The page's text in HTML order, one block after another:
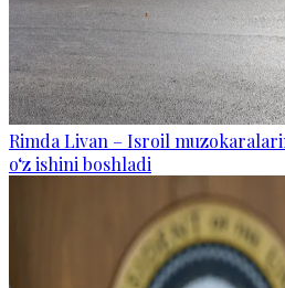
Rimda Livan – Isroil
o‘z ishini boshladi